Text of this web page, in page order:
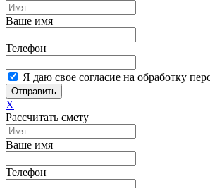
Ваше имя
Телефон
Я даю свое согласие на обработку
Отправить
X
Рассчитать смету
Ваше имя
Телефон